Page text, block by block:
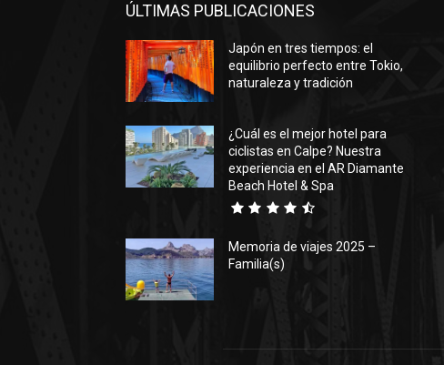
ÚLTIMAS PUBLICACIONES
Japón en tres tiempos: el
equilibrio perfecto entre Tokio,
naturaleza y tradición
¿Cuál es el mejor hotel para
ciclistas en Calpe? Nuestra
experiencia en el AR Diamante
Beach Hotel & Spa
Memoria de viajes 2025 –
Familia(s)